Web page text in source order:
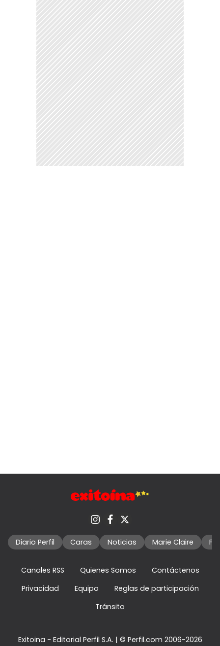
Diario Perfil Caras Noticias Marie Claire
Canales RSS Quienes Somos
Contáctenos
Privacidad
Equipo
Reglas de participación
Tránsito
Exitoina - Editorial Perfil S.A. | © Perfil.com 2006-2026